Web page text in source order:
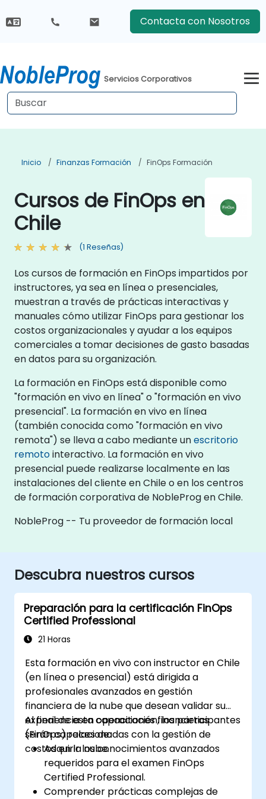
Contacta con Nosotros
Servicios Corporativos
Inicio Finanzas Formación FinOps Formación
Cursos de FinOps en
Chile
(1 Reseñas)
Los cursos de formación en FinOps impartidos por
instructores, ya sea en línea o presenciales,
muestran a través de prácticas interactivas y
manuales cómo utilizar FinOps para gestionar los
costos organizacionales y ayudar a los equipos
comerciales a tomar decisiones de gasto basadas
en datos para su organización.
La formación en FinOps está disponible como
"formación en vivo en línea" o "formación en vivo
presencial". La formación en vivo en línea
(también conocida como "formación en vivo
remota") se lleva a cabo mediante unescritorio
remotointeractivo. La formación en vivo
presencial puede realizarse localmente en las
instalaciones del cliente en Chile o en los centros
de formación corporativa de NobleProg en Chile.
NobleProg -- Tu proveedor de formación local
Descubra nuestros cursos
Preparación para la certificación FinOps
Certified Professional
21 Horas
Esta formación en vivo con instructor en Chile
(en línea o presencial) está dirigida a
profesionales avanzados en gestión
financiera de la nube que desean validar su
experiencia en operaciones financieras
(FinOps) relacionadas con la gestión de
costos en la nube.
Al final de esta capacitación, los participantes
serán capaces de:
Adquirir los conocimientos avanzados
requeridos para el examen FinOps
Certified Professional.
Comprender prácticas complejas de